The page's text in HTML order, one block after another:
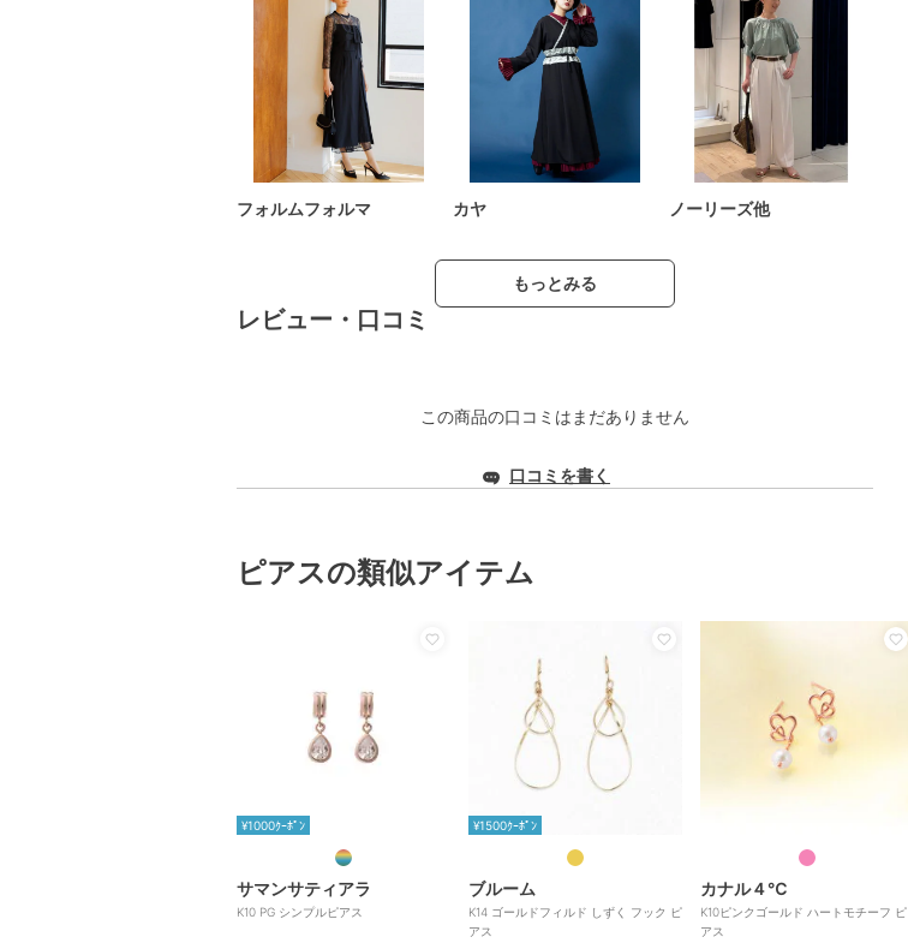
フォルムフォルマ カヤ ノーリーズ他
もっとみる
レビュー・口コミ
この商品の口コミはまだありません
口コミを書く
ピアスの類似アイテム
¥1000ｸｰﾎﾟﾝ
サマンサティアラ
K10 PG シンプルピアス
¥1500ｸｰﾎﾟﾝ
ブルーム
K14 ゴールドフィルド しずく フック ピ
アス
カナル４℃
K10ピンクゴールド ハートモチーフ ピ
アス